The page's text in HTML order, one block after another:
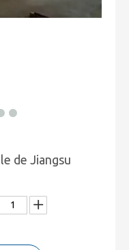
de Jiangsu